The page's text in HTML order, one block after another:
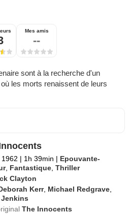
Mes amis
--
sont à la recherche d'un
les morts renaissent de leurs
1962 | 1h 39min | Epouvante-
, Fantastique,Thriller
Clayton
Kerr, Michael Redgrave,
Jenkins
The Innocents